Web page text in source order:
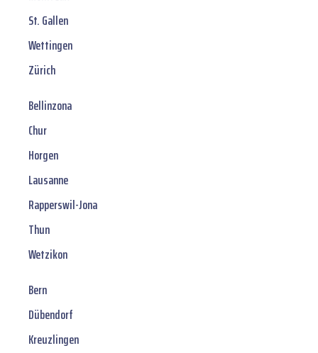
St. Gallen
Wettingen
Zürich
Bellinzona
Chur
Horgen
Lausanne
Rapperswil-Jona
Thun
Wetzikon
Bern
Dübendorf
Kreuzlingen